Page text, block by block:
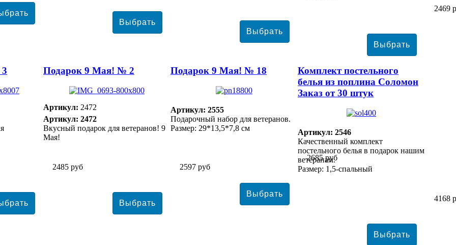
2469
2485 руб
Подарок 9 Мая! № 2
Артикул: 2472
Артикул: 2472
Вкусный подарок для ветеранов! 9
Мая!
2597 руб
Подарок 9 Мая! № 18
Артикул: 2555
Подарочный набор для ветеранов.
Размер: 29*13,5*7,8 см
2685 руб
Комплект постельного
белья из поплина Соломон
Заказ от 30 штук
Артикул: 2546
Качественный комплект
постельного белья в подарок нашим
ветеранам.
Размер: 1,5-спальный
4168